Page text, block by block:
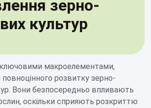
зерно-
культур
макроелементами,
розвитку зерно-
Вони безпосередньо впливають
оскільки сприяють розкриттю